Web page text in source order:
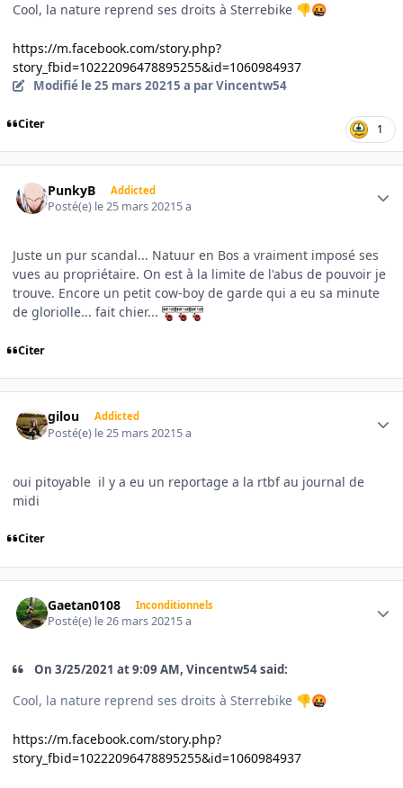
Cool, la nature reprend ses droits à Sterrebike 👎🤬
https://m.facebook.com/story.php?
story_fbid=10222096478895255&id=1060984937
Modifié le 25 mars 20215 a par Vincentw54
Citer 1
PunkyB Addicted
Posté(e) le 25 mars 20215 a
Juste un pur scandal... Natuur en Bos a vraiment imposé ses
vues au propriétaire. On est à la limite de l'abus de pouvoir je
trouve. Encore un petit cow-boy de garde qui a eu sa minute
de gloriolle... fait chier...
Citer
gilou Addicted
Posté(e) le 25 mars 20215 a
oui pitoyable il y a eu un reportage a la rtbf au journal de
midi
Citer
Gaetan0108 Inconditionnels
Posté(e) le 26 mars 20215 a
On 3/25/2021 at 9:09 AM, Vincentw54 said:
Cool, la nature reprend ses droits à Sterrebike 👎🤬
https://m.facebook.com/story.php?
story_fbid=10222096478895255&id=1060984937